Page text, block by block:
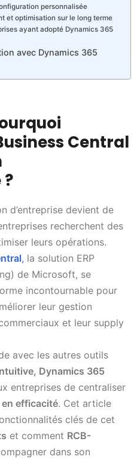
personnalisée
et optimisation sur le long terme
ayant adopté Dynamics 365
avec Dynamics 365
Central
d’entreprise devient de
recherchent des
leurs opérations.
, la solution ERP
de Microsoft, se
incontournable pour
leur gestion
et leur supply
avec les autres outils
Dynamics 365
entreprises de centraliser
efficacité. Cet article
clés de cet
et comment RCB-
dans son